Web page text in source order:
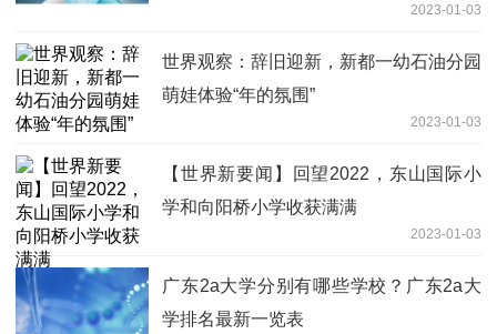
2023-01-03
世界观察：辞旧迎新，新都一幼石油分园
萌娃体验“年的氛围”
2023-01-03
【世界新要闻】回望2022，东山国际小
学和向阳桥小学收获满满
2023-01-03
广东2a大学分别有哪些学校？广东2a大
学排名最新一览表